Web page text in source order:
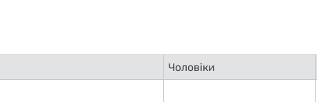
Чоловіки